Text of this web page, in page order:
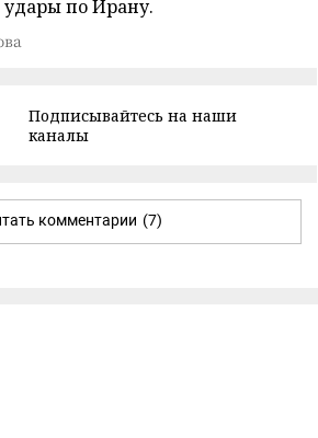
по Ирану.
Подписывайтесь на наши
каналы
комментарии (7)